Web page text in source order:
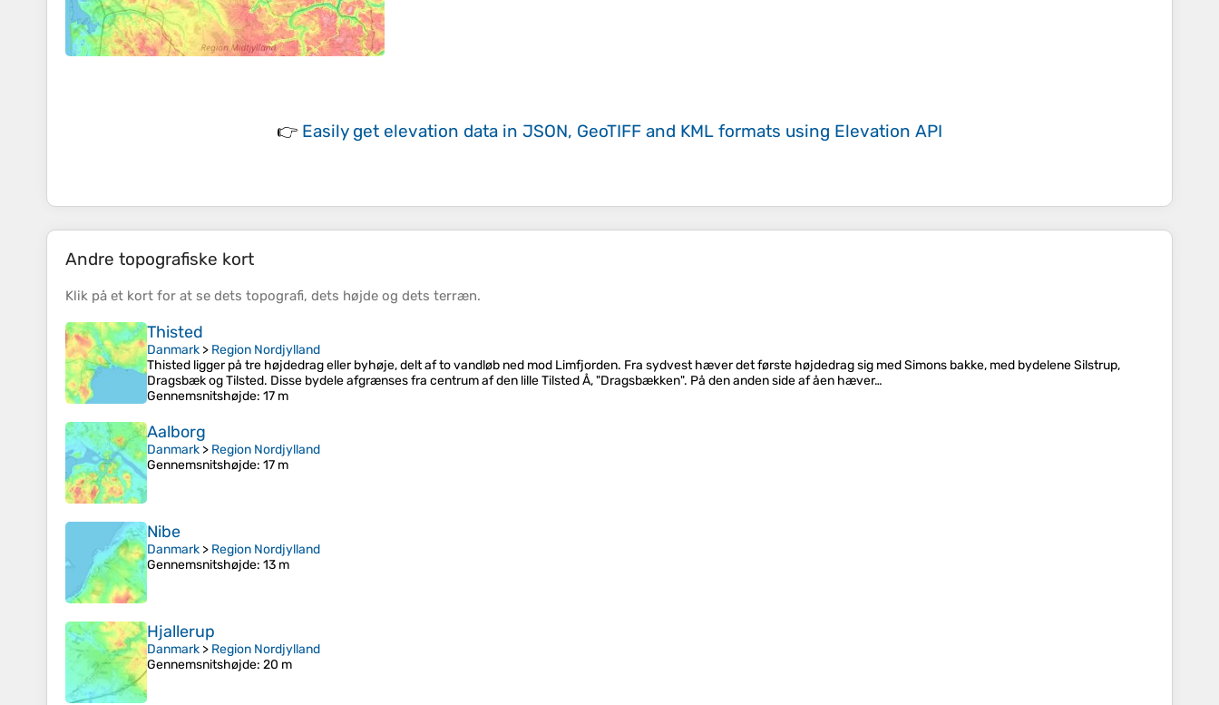
👉 Easily get elevation data in JSON, GeoTIFF and KML formats using Elevation API
Andre topografiske kort
Klik på et kort for at se dets topografi, dets højde og dets terræn.
Thisted
Danmark > Region Nordjylland
Thisted ligger på tre højdedrag eller byhøje, delt af to vandløb ned mod Limfjorden. Fra sydvest hæver det første højdedrag sig med Simons bakke, med bydelene Silstrup,
Dragsbæk og Tilsted. Disse bydele afgrænses fra centrum af den lille Tilsted Å, "Dragsbækken". På den anden side af åen hæver…
Gennemsnitshøjde: 17 m
Aalborg
Danmark > Region Nordjylland
Gennemsnitshøjde: 17 m
Nibe
Danmark > Region Nordjylland
Gennemsnitshøjde: 13 m
Hjallerup
Danmark > Region Nordjylland
Gennemsnitshøjde: 20 m